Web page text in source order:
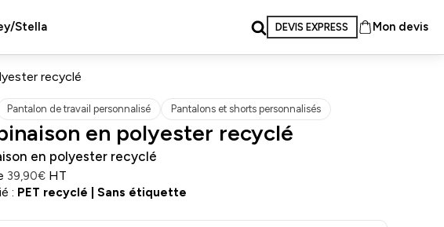
Stella DEVIS EXPRESS Mon devis
recyclé
Pantalon de travail personnalisé Pantalons et shorts personnalisés
en polyester recyclé
en polyester recyclé
39,90€ HT
: PET recyclé Sans étiquette